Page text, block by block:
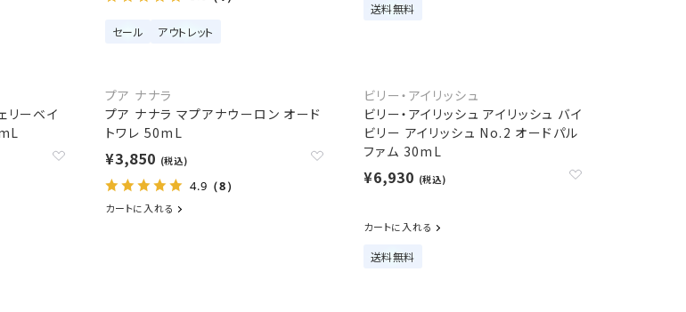
セール アウトレット
送料無料
リーベイ
プア ナナラ
プア ナナラ マプアナウーロン オード
トワレ 50mL
¥3,850 (税込)
4.9 （8）
カートに入れる
ビリー・アイリッシュ
ビリー・アイリッシュ アイリッシュ バイ
ビリー アイリッシュ No.2 オードパル
ファム 30mL
¥6,930 (税込)
カートに入れる
送料無料